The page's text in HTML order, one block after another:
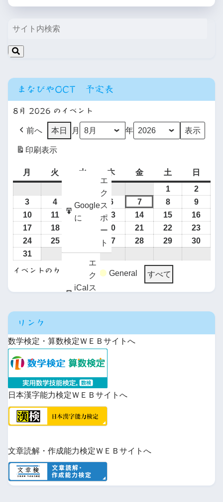
まなびやOCT 予定表
8月 2026 のイベント
前へ 本日 月 年
印刷表示
Google
に
エ
ク
ス
ポ
ー
ト
iCal
エ
ク
ス
ー
月 火 水 木 金 土
日
1
2
3
4 5 6 7 8
9
10
11 12 13 14 15
16
17
18 20 21 22
23
24
25 27 28 29
30
31
イベントのカテゴリー General すべて
読
iCal購
リンク
数学検定・算数検定ＷＥＢサイトへ
日本漢字能力検定ＷＥＢサイトへ
文章読解・作成能力検定ＷＥＢサイトへ